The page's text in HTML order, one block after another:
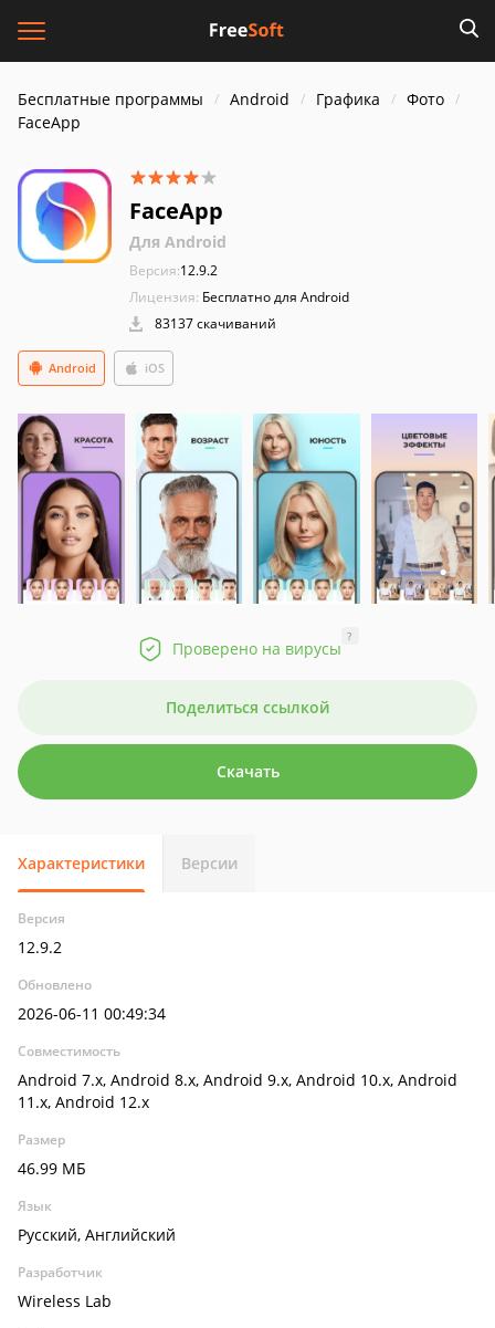
Бесплатные программы Android Графика
Фото
FaceApp
FaceApp
Для Android
Версия:12.9.2
Лицензия: Бесплатно для Android
83137 скачиваний
Android iOS
Проверено на вирусы
?
Поделиться ссылкой
Скачать
Характеристики Версии
Версия
12.9.2
Обновлено
2026-06-11 00:49:34
Совместимость
Android 7.x, Android 8.x, Android 9.x, Android 10.x, Android
11.x, Android 12.x
Размер
46.99 МБ
Язык
Русский, Английский
Разработчик
Wireless Lab